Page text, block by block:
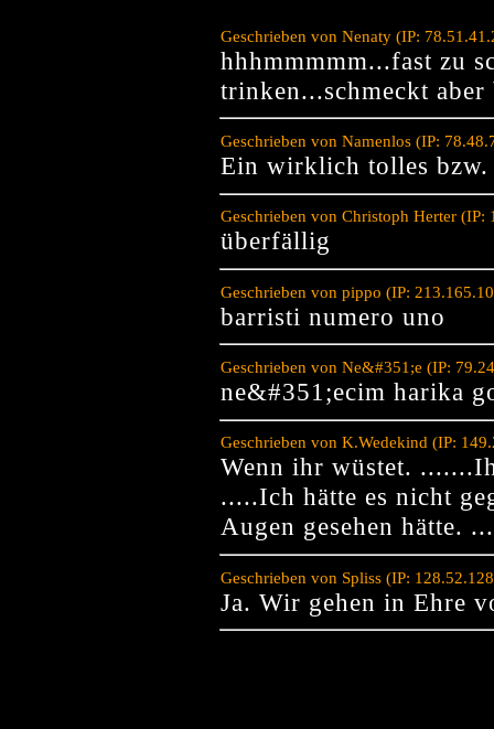
Geschrieben von Nenaty (IP:
hhhmmmmm...fast zu
trinken...schmeckt
Geschrieben von Namenlos (IP:
Ein wirklich tolles
Geschrieben von Christoph Herter
überfällig
Geschrieben von pippo (IP:
barristi numero uno
Geschrieben von Ne&#351;e (IP:
ne&#351;ecim harika
Geschrieben von K.Wedekind (IP:
Wenn ihr wüstet.
.....Ich hätte es nicht
Augen gesehen hätte.
Geschrieben von Spliss (IP:
Ja. Wir gehen in Ehre